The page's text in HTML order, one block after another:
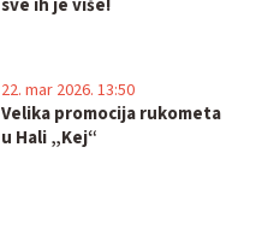
sve ih je više!
Velika promocija rukometa
u Hali „Kej“
22. mar 2026. 13:50